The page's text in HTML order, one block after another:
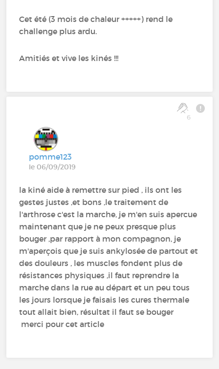
Cet été (3 mois de chaleur +++++) rend le
challenge plus ardu.
Amitiés et vive les kinés !!!
6
pomme123
le 06/09/2019
la kiné aide à remettre sur pied , ils ont les
gestes justes ,et bons ,le traitement de
l'arthrose c'est la marche, je m'en suis apercue
maintenant que je ne peux presque plus
bouger ,par rapport à mon compagnon, je
m'aperçois que je suis ankylosée de partout et
des douleurs , les muscles fondent plus de
résistances physiques ,il faut reprendre la
marche dans la rue au départ et un peu tous
les jours lorsque je faisais les cures thermale
tout allait bien, résultat il faut se bouger
merci pour cet article